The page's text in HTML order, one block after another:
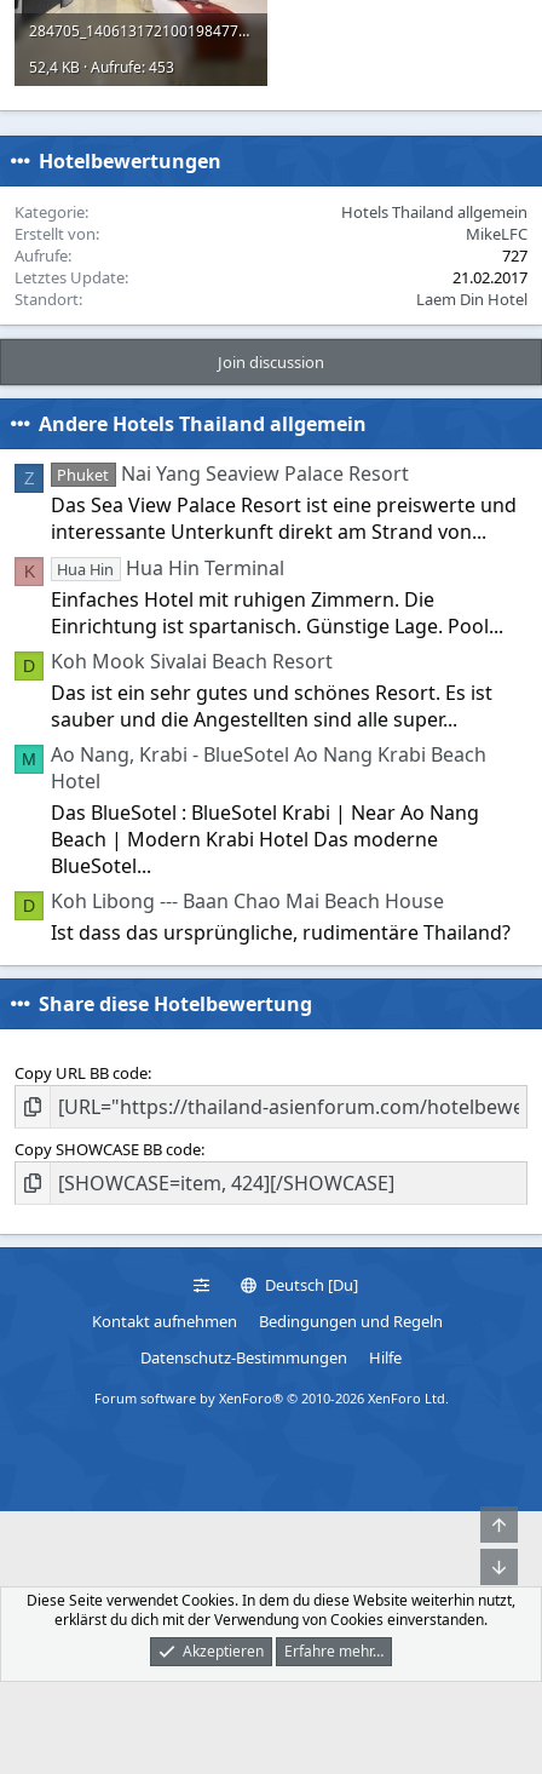
284705_14061317210019847766.jpg
52,4 KB · Aufrufe: 453
Hotelbewertungen
Kategorie
Hotels Thailand allgemein
Erstellt von
MikeLFC
Aufrufe
727
Letztes Update
21.02.2017
Standort
Laem Din Hotel
Join discussion
Andere Hotels Thailand allgemein
Z Phuket
Nai Yang Seaview Palace Resort
Das Sea View Palace Resort ist eine preiswerte und
interessante Unterkunft direkt am Strand von...
K Hua Hin
Hua Hin Terminal
Einfaches Hotel mit ruhigen Zimmern. Die
Einrichtung ist spartanisch. Günstige Lage. Pool...
D
Koh Mook Sivalai Beach Resort
Das ist ein sehr gutes und schönes Resort. Es ist
sauber und die Angestellten sind alle super...
M
Ao Nang, Krabi - BlueSotel Ao Nang Krabi Beach
Hotel
Das BlueSotel : BlueSotel Krabi | Near Ao Nang
Beach | Modern Krabi Hotel Das moderne
BlueSotel...
D
Koh Libong --- Baan Chao Mai Beach House
Ist dass das ursprüngliche, rudimentäre Thailand?
Share diese Hotelbewertung
Copy URL BB code
Copy SHOWCASE BB code
Deutsch [Du]
Kontakt aufnehmen
Bedingungen und Regeln
Datenschutz-Bestimmungen
Hilfe
Forum software by XenForo® © 2010-2026 XenForo Ltd.
Was Ist Neu Dunkler Modus Anmelden
Diese Seite verwendet Cookies. In dem du diese Website weiterhin nutzt,
erklärst du dich mit der Verwendung von Cookies einverstanden.
Akzeptieren
Erfahre mehr…